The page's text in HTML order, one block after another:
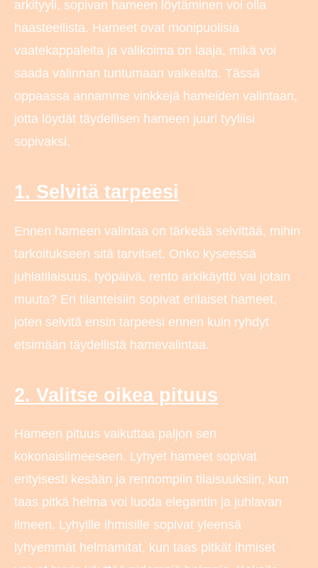
arkityyli, sopivan hameen löytäminen voi olla
haasteellista. Hameet ovat monipuolisia
vaatekappaleita ja valikoima on laaja, mikä voi
saada valinnan tuntumaan vaikealta. Tässä
oppaassa annamme vinkkejä hameiden valintaan,
jotta löydät täydellisen hameen juuri tyyliisi
sopivaksi.
1. Selvitä tarpeesi
Ennen hameen valintaa on tärkeää selvittää, mihin
tarkoitukseen sitä tarvitset. Onko kyseessä
juhlatilaisuus, työpäivä, rento arkikäyttö vai jotain
muuta? Eri tilanteisiin sopivat erilaiset hameet,
joten selvitä ensin tarpeesi ennen kuin ryhdyt
etsimään täydellistä hamevalintaa.
2. Valitse oikea pituus
Hameen pituus vaikuttaa paljon sen
kokonaisilmeeseen. Lyhyet hameet sopivat
erityisesti kesään ja rennompiin tilaisuuksiin, kun
taas pitkä helma voi luoda elegantin ja juhlavan
ilmeen. Lyhyille ihmisille sopivat yleensä
lyhyemmät helmamitat, kun taas pitkät ihmiset